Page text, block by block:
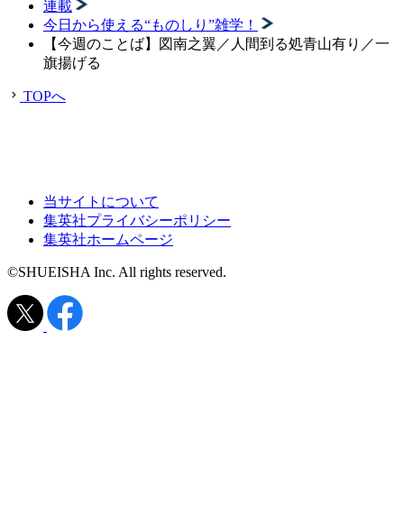
連載
今日から使える“ものしり”雑学！
【今週のことば】図南之翼／人間到る処青山有り／一
旗揚げる
TOPへ
当サイトについて
集英社プライバシーポリシー
集英社ホームページ
©SHUEISHA Inc. All rights reserved.